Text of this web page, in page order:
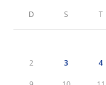
D S T
2 3 4